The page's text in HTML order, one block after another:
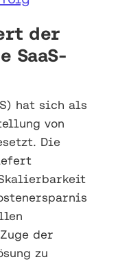
der
SaaS-
hat sich als
von
Die
der
zu